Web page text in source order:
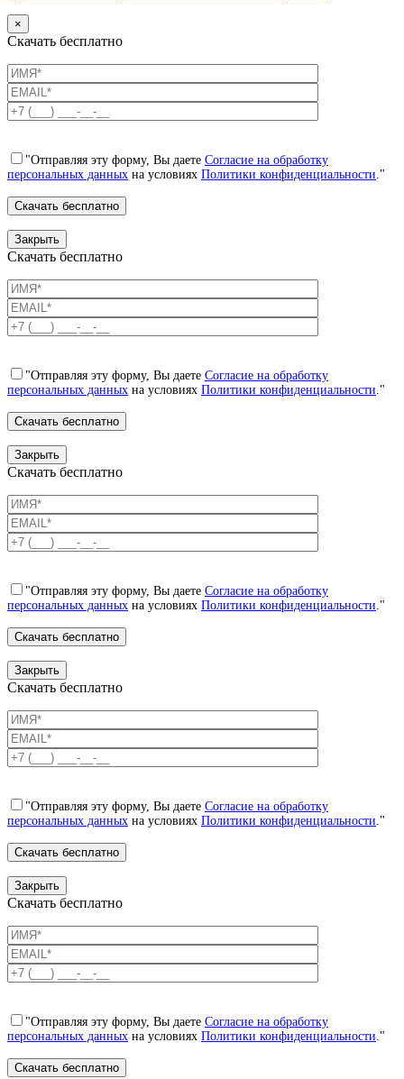
×
Скачать бесплатно
"Отправляя эту форму, Вы даете Согласие на обработку
персональных данных на условиях Политики конфиденциальности ."
Закрыть
Скачать бесплатно
"Отправляя эту форму, Вы даете Согласие на обработку
персональных данных на условиях Политики конфиденциальности ."
Закрыть
Скачать бесплатно
"Отправляя эту форму, Вы даете Согласие на обработку
персональных данных на условиях Политики конфиденциальности ."
Закрыть
Скачать бесплатно
"Отправляя эту форму, Вы даете Согласие на обработку
персональных данных на условиях Политики конфиденциальности ."
Закрыть
Скачать бесплатно
"Отправляя эту форму, Вы даете Согласие на обработку
персональных данных на условиях Политики конфиденциальности ."